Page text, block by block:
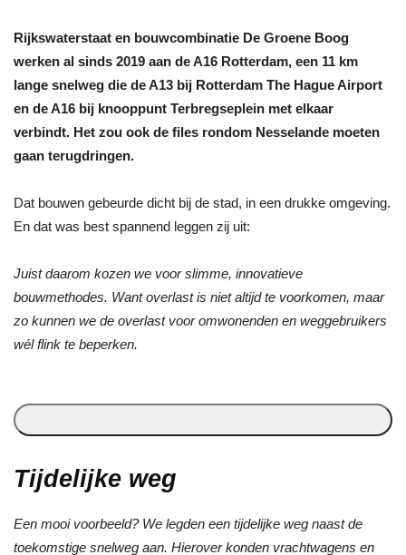
Rijkswaterstaat en bouwcombinatie De Groene Boog
werken al sinds 2019 aan de A16 Rotterdam, een 11 km
lange snelweg die de A13 bij Rotterdam The Hague Airport
en de A16 bij knooppunt Terbregseplein met elkaar
verbindt. Het zou ook de files rondom Nesselande moeten
gaan terugdringen.
Dat bouwen gebeurde dicht bij de stad, in een drukke omgeving.
En dat was best spannend leggen zij uit:
Juist daarom kozen we voor slimme, innovatieve
bouwmethodes. Want overlast is niet altijd te voorkomen, maar
zo kunnen we de overlast voor omwonenden en weggebruikers
wél flink te beperken.
Tijdelijke weg
Een mooi voorbeeld? We legden een tijdelijke weg naast de
toekomstige snelweg aan. Hierover konden vrachtwagens en